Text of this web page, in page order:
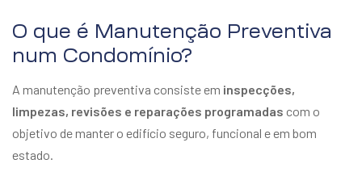
O que é Manutenção Preventiva
num Condomínio?
A manutenção preventiva consiste em inspecções,
limpezas, revisões e reparações programadas com o
objetivo de manter o edifício seguro, funcional e em bom
estado.